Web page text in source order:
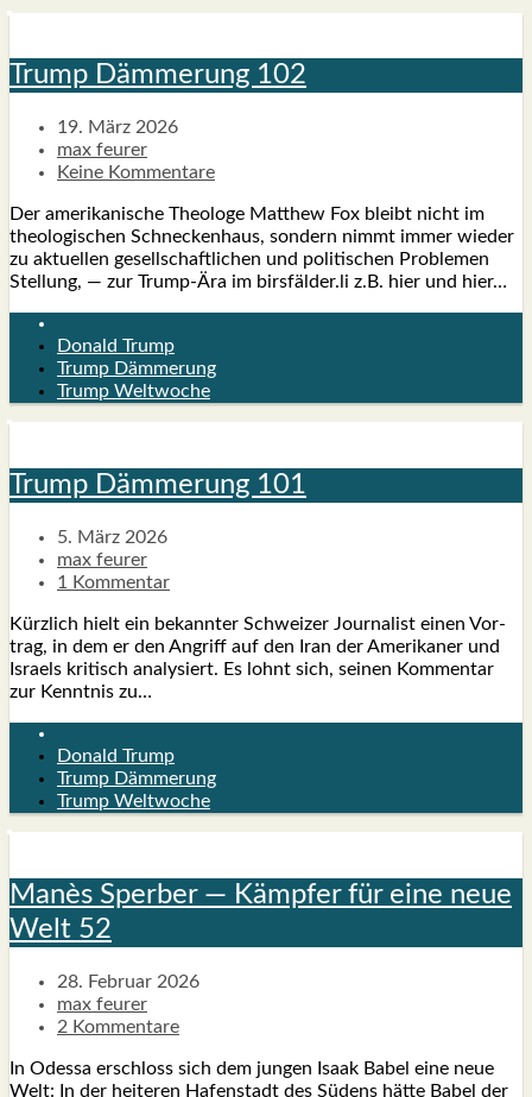
Trump Däm­me­rung 102
19. März 2026
max feurer
Keine Kommentare
Der ame­ri­ka­ni­sche Theo­lo­ge Matthew Fox bleibt nicht im
theo­lo­gi­schen Schne­cken­haus, son­dern nimmt immer wie­der
zu aktu­el­len gesell­schaft­li­chen und poli­ti­schen Pro­ble­men
Stel­lung, — zur Trump-Ära im birsfälder.li z.B. hier und hier…
Donald Trump
Trump Dämmerung
Trump Weltwoche
Trump Däm­me­rung 101
5. März 2026
max feurer
1 Kommentar
Kürz­lich hielt ein bekann­ter Schwei­zer Jour­na­list einen Vor­
trag, in dem er den Angriff auf den Iran der Ame­ri­ka­ner und
Isra­els kri­tisch ana­ly­siert. Es lohnt sich, sei­nen Kom­men­tar
zur Kennt­nis zu…
Donald Trump
Trump Dämmerung
Trump Weltwoche
Manès Sper­ber — Kämp­fer für eine neue
Welt 52
28. Februar 2026
max feurer
2 Kommentare
In Odes­sa erschloss sich dem jun­gen Isaak Babel eine neue
Welt: In der hei­te­ren Hafen­stadt des Südens hät­te Babel der